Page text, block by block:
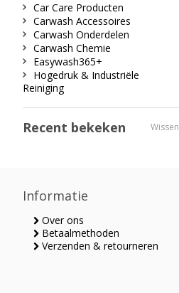
Car Care Producten
Carwash Accessoires
Carwash Onderdelen
Carwash Chemie
Easywash365+
Hogedruk & Industriële
Reiniging
Recent bekeken Wissen
Informatie
Over ons
Betaalmethoden
Verzenden & retourneren